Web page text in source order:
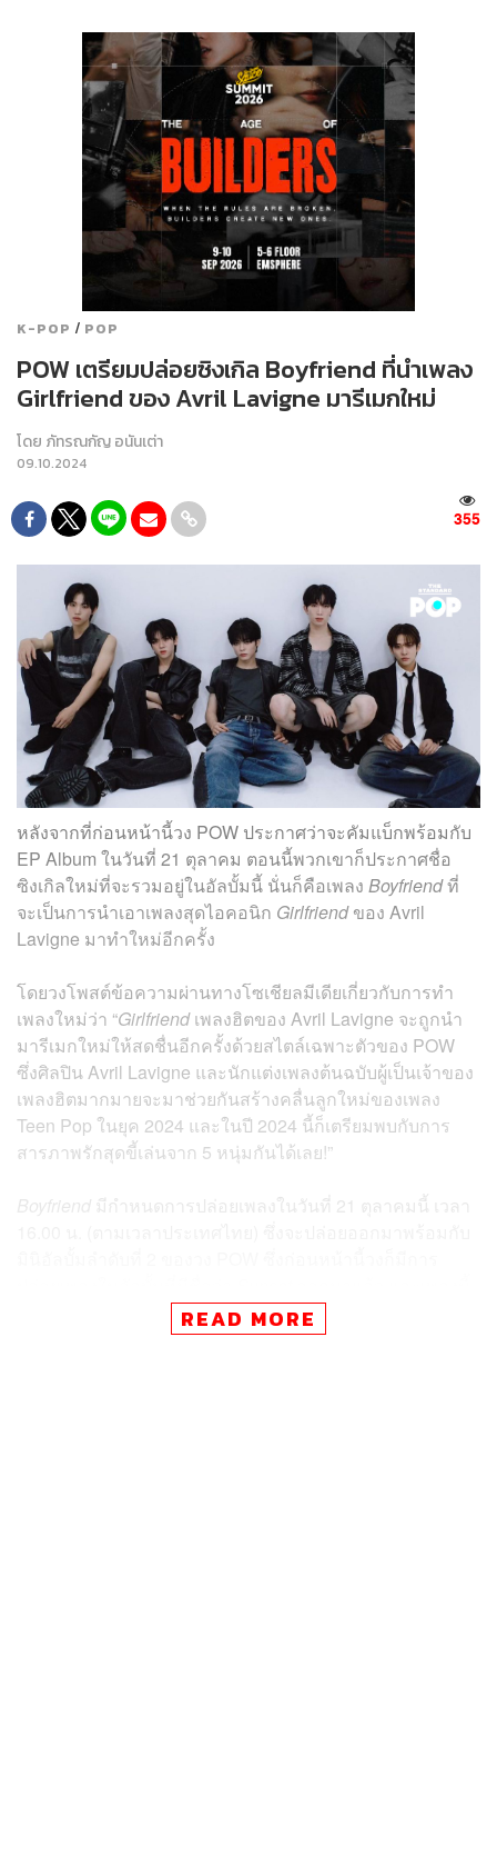
K-POP / POP
POW เตรียมปล่อยซิงเกิล Boyfriend ที่นำเพลง
Girlfriend ของ Avril Lavigne มารีเมกใหม่
โดย ภัทรณกัญ อนันเต่า
09.10.2024
355
หลังจากที่ก่อนหน้านี้วง POW ประกาศว่าจะคัมแบ็กพร้อมกับ
EP Album ในวันที่ 21 ตุลาคม ตอนนี้พวกเขาก็ประกาศชื่อ
ซิงเกิลใหม่ที่จะรวมอยู่ในอัลบั้มนี้ นั่นก็คือเพลง Boyfriendที่
จะเป็นการนำเอาเพลงสุดไอคอนิก Girlfriendของ Avril
Lavigne มาทำใหม่อีกครั้ง
โดยวงโพสต์ข้อความผ่านทางโซเชียลมีเดียเกี่ยวกับการทำ
เพลงใหม่ว่า “Girlfriendเพลงฮิตของ Avril Lavigne จะถูกนำ
มารีเมกใหม่ให้สดชื่นอีกครั้งด้วยสไตล์เฉพาะตัวของ POW
ซึ่งศิลปิน Avril Lavigne และนักแต่งเพลงต้นฉบับผู้เป็นเจ้าของ
เพลงฮิตมากมายจะมาช่วยกันสร้างคลื่นลูกใหม่ของเพลง
Teen Pop ในยุค 2024 และในปี 2024 นี้ก็เตรียมพบกับการ
สารภาพรักสุดขี้เล่นจาก 5 หนุ่มกันได้เลย!”
Boyfriend มีกำหนดการปล่อยเพลงในวันที่ 21 ตุลาคมนี้ เวลา
ก็เป็นเพลงที่สมาชิกชาวไทยในวงอย่าง ยอร์ช-ยงศิลป์ วงศ์
พนิตนนท์ เป็นคนแต่งอีกด้วย
READ MORE